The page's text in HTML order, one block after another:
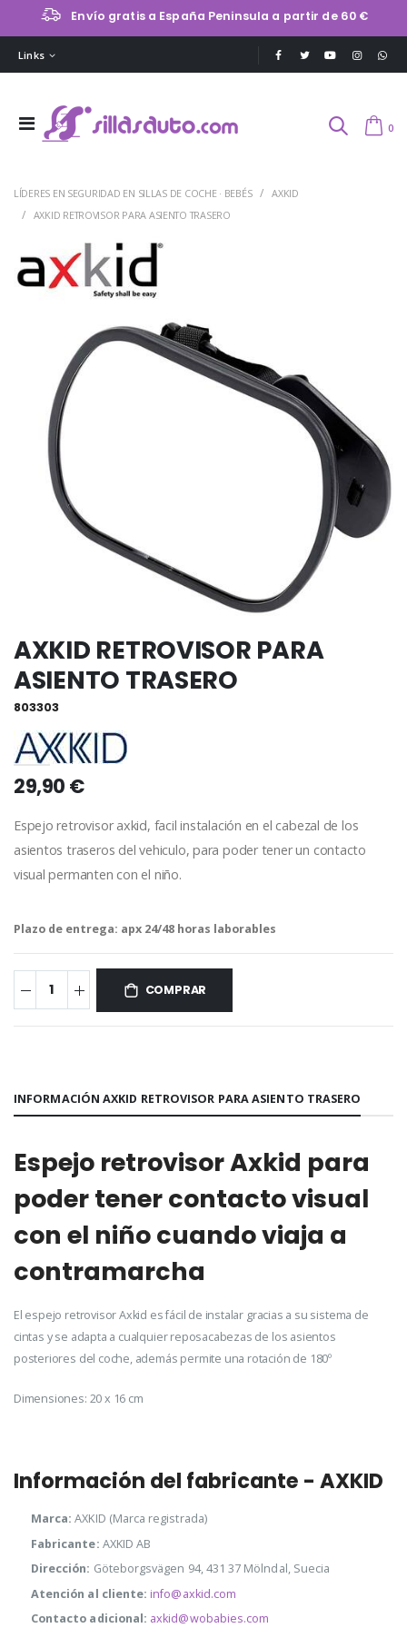
Envío gratis a España Peninsula a partir de 60 €
Links
0
LÍDERES EN SEGURIDAD EN SILLAS DE COCHE · BEBÉS
AXKID
AXKID RETROVISOR PARA ASIENTO TRASERO
AXKID RETROVISOR PARA
ASIENTO TRASERO
803303
29,90 €
Espejo retrovisor axkid, facil instalación en el cabezal de los
asientos traseros del vehiculo, para poder tener un contacto
visual permanten con el niño.
Plazo de entrega: apx 24/48 horas laborables
COMPRAR
INFORMACIÓN AXKID RETROVISOR PARA ASIENTO TRASERO
Espejo retrovisor Axkid para
poder tener contacto visual
con el niño cuando viaja a
contramarcha
El espejo retrovisor Axkid es fácil de instalar gracias a su sistema de
cintas y se adapta a cualquier reposacabezas de los asientos
posteriores del coche, además permite una rotación de 180º
Dimensiones: 20 x 16 cm
Información del fabricante - AXKID
Marca: AXKID (Marca registrada)
Fabricante: AXKID AB
Dirección: Göteborgsvägen 94, 431 37 Mölndal, Suecia
Atención al cliente: info@axkid.com
Contacto adicional: axkid@wobabies.com